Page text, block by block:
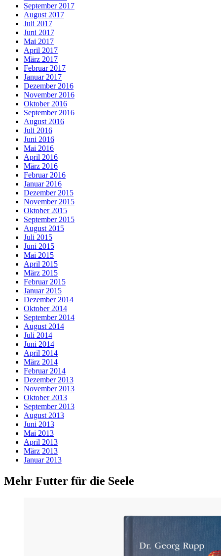
September 2017
August 2017
Juli 2017
Juni 2017
Mai 2017
April 2017
März 2017
Februar 2017
Januar 2017
Dezember 2016
November 2016
Oktober 2016
September 2016
August 2016
Juli 2016
Juni 2016
Mai 2016
April 2016
März 2016
Februar 2016
Januar 2016
Dezember 2015
November 2015
Oktober 2015
September 2015
August 2015
Juli 2015
Juni 2015
Mai 2015
April 2015
März 2015
Februar 2015
Januar 2015
Dezember 2014
Oktober 2014
September 2014
August 2014
Juli 2014
Juni 2014
April 2014
März 2014
Februar 2014
Dezember 2013
November 2013
Oktober 2013
September 2013
August 2013
Juni 2013
Mai 2013
April 2013
März 2013
Januar 2013
Mehr Futter für die Seele